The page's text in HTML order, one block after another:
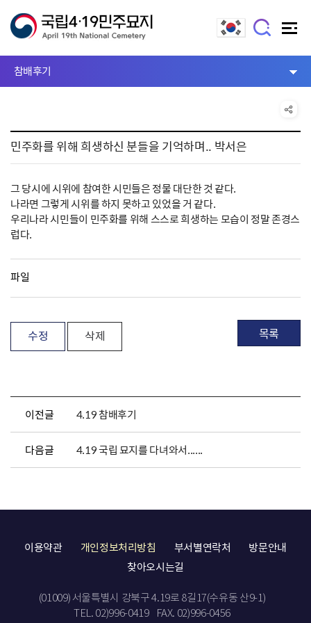
참배후기
민주화를 위해 희생하신 분들을 기억하며.. 박서은
그 당시에 시위에 참여한 시민들은 정물 대단한 것 같다.
나라면 그렇게 시위를 하지 못하고 있었을 거 같다.
우리나라 시민들이 민주화를 위해 스스로 희생하는 모습이 정말 존경스
럽다.
파일
수정 삭제 목록
이전글 4.19 참배후기
다음글 4.19 국립 묘지를 다녀와서......
이용약관 개인정보처리방침 부서별연락처
방문안내
찾아오시는길
(01009) 서울특별시 강북구 4.19로 8길17(수유동 산9-1)
TEL. 02)996-0419
FAX. 02)996-0456